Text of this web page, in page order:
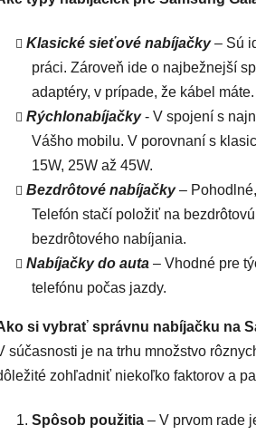
Klasické sieťové nabíjačky– Sú
práci. Zároveň ide o najbežnejší
adaptéry, v prípade, že kábel máte.
Rýchlonabíjačky- V spojení s
Vášho mobilu. V porovnaní s
15W, 25W až 45W.
Bezdrôtové nabíjačky–
Telefón stačí položiť na
bezdrôtového nabíjania.
Nabíjačky do auta – Vhodné pre
telefónu počas jazdy.
si vybrať správnu nabíjačku na
súčasnosti je na trhu množstvo
zohľadniť niekoľko faktorov a
Spôsob použitia – V prvom rade